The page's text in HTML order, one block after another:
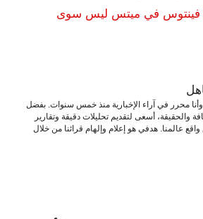
فينتوس في ميتس ليس سوى
محرر في آراء الإخبارية منذ خمس سنوات. بفضل
والحقيقة، أسعى لتقديم تحليلات دقيقة وتقارير
عالمنا. هدفي هو إعلام وإلهام قرائنا من خلال